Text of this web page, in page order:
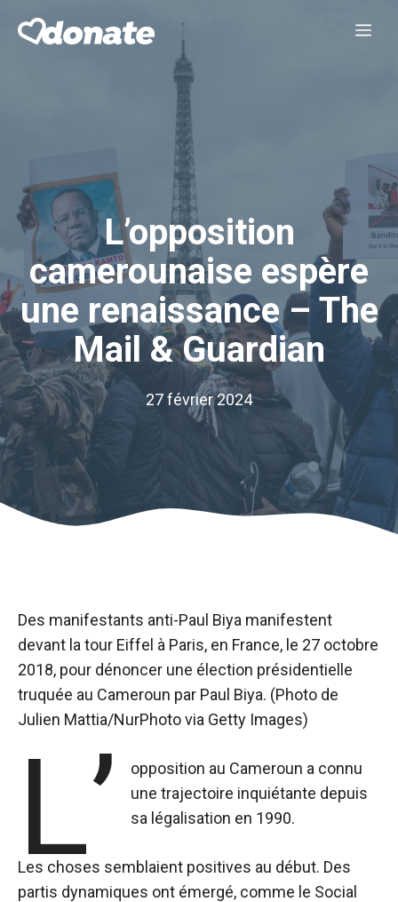
L’opposition
camerounaise espère
une renaissance – The
Mail & Guardian
27 février 2024
Des manifestants anti-Paul Biya manifestent
devant la tour Eiffel à Paris, en France, le 27 octobre
2018, pour dénoncer une élection présidentielle
truquée au Cameroun par Paul Biya. (Photo de
Julien Mattia/NurPhoto via Getty Images)
L’
opposition au Cameroun a connu
une trajectoire inquiétante depuis
sa légalisation en 1990.
Les choses semblaient positives au début. Des
partis dynamiques ont émergé, comme le Social